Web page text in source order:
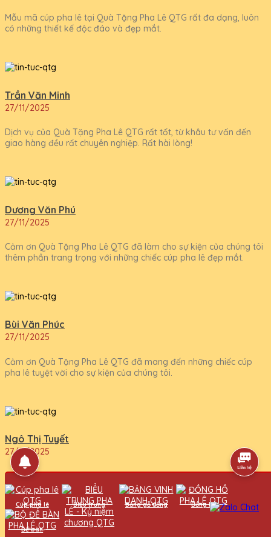
Mẫu mã cúp pha lê tại Quà Tặng Pha Lê QTG rất đa dạng, luôn
có những thiết kế độc đáo và đẹp mắt.
Trần Văn Minh
27/11/2025
Dịch vụ của Quà Tặng Pha Lê QTG rất tốt, từ khâu tư vấn đến
giao hàng đều rất chuyên nghiệp. Rất hài lòng!
Dương Văn Phú
27/11/2025
Cảm ơn Quà Tặng Pha Lê QTG đã làm cho sự kiện của chúng tôi
thêm phần trang trọng với những chiếc cúp pha lê đẹp mắt.
Bùi Văn Phúc
27/11/2025
Cảm ơn Quà Tặng Pha Lê QTG đã mang đến những chiếc cúp
pha lê tuyệt vời cho sự kiện của chúng tôi.
Ngô Thị Tuyết
27/11/2025
Cúp pha lê tại Quà Tặng Pha Lê QTG thật sự rất đẹp và chất
lượng, xứng đáng với giá trị của nó.
Cúp pha lê Biểu trưng Bảng gỗ đồng Đồng hồ
Để bàn